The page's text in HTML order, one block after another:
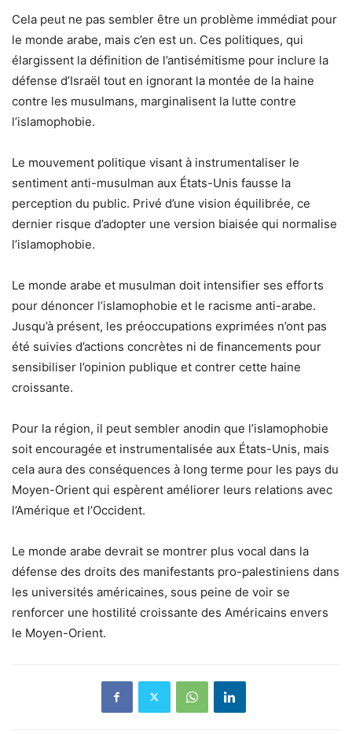
Cela peut ne pas sembler être un problème immédiat pour
le monde arabe, mais c’en est un. Ces politiques, qui
élargissent la définition de l’antisémitisme pour inclure la
défense d’Israël tout en ignorant la montée de la haine
contre les musulmans, marginalisent la lutte contre
l’islamophobie.
Le mouvement politique visant à instrumentaliser le
sentiment anti-musulman aux États-Unis fausse la
perception du public. Privé d’une vision équilibrée, ce
dernier risque d’adopter une version biaisée qui normalise
l’islamophobie.
Le monde arabe et musulman doit intensifier ses efforts
pour dénoncer l’islamophobie et le racisme anti-arabe.
Jusqu’à présent, les préoccupations exprimées n’ont pas
été suivies d’actions concrètes ni de financements pour
sensibiliser l’opinion publique et contrer cette haine
croissante.
Pour la région, il peut sembler anodin que l’islamophobie
soit encouragée et instrumentalisée aux États-Unis, mais
cela aura des conséquences à long terme pour les pays du
Moyen-Orient qui espèrent améliorer leurs relations avec
l’Amérique et l’Occident.
Le monde arabe devrait se montrer plus vocal dans la
défense des droits des manifestants pro-palestiniens dans
les universités américaines, sous peine de voir se
renforcer une hostilité croissante des Américains envers
le Moyen-Orient.